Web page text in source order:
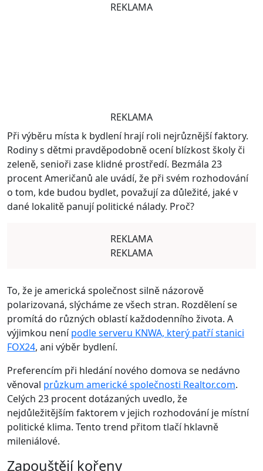
REKLAMA
REKLAMA
Při výběru místa k bydlení hrají roli nejrůznější faktory.
Rodiny s dětmi pravděpodobně ocení blízkost školy či
zeleně, senioři zase klidné prostředí. Bezmála 23
procent Američanů ale uvádí, že při svém rozhodování
o tom, kde budou bydlet, považují za důležité, jaké v
dané lokalitě panují politické nálady. Proč?
REKLAMA
REKLAMA
To, že je americká společnost silně názorově
polarizovaná, slýcháme ze všech stran. Rozdělení se
promítá do různých oblastí každodenního života. A
výjimkou nenípodle serveru KNWA, který patří stanici
FOX24, ani výběr bydlení.
Preferencím při hledání nového domova se nedávno
věnoval průzkum americké společnosti Realtor.com.
Celých 23 procent dotázaných uvedlo, že
nejdůležitějším faktorem v jejich rozhodování je místní
politické klima. Tento trend přitom tlačí hklavně
mileniálové.
Zapouštějí kořeny